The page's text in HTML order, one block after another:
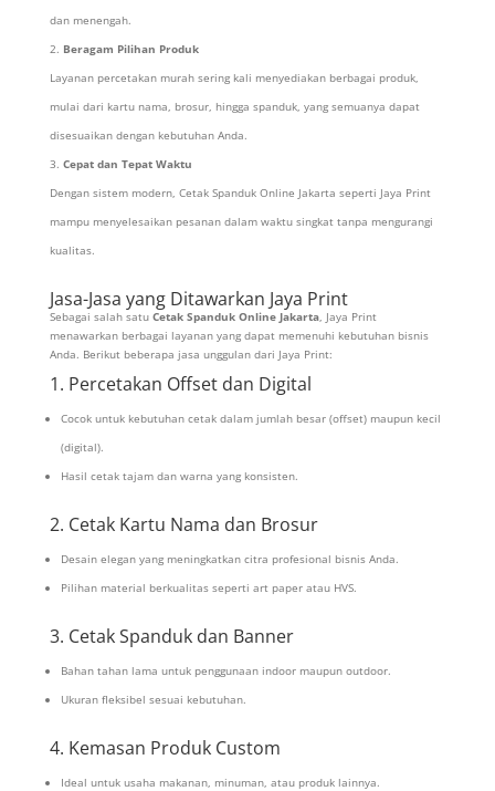
dan menengah.
Beragam Pilihan Produk
Layanan percetakan murah sering kali menyediakan berbagai produk,
mulai dari kartu nama, brosur, hingga spanduk, yang semuanya dapat
disesuaikan dengan kebutuhan Anda.
Cepat dan Tepat Waktu
Dengan sistem modern, Cetak Spanduk Online Jakarta seperti Jaya Print
mampu menyelesaikan pesanan dalam waktu singkat tanpa mengurangi
kualitas.
Jasa-Jasa yang Ditawarkan Jaya Print
Sebagai salah satu Cetak Spanduk Online Jakarta, Jaya Print
menawarkan berbagai layanan yang dapat memenuhi kebutuhan bisnis
Anda. Berikut beberapa jasa unggulan dari Jaya Print:
1. Percetakan Offset dan Digital
Cocok untuk kebutuhan cetak dalam jumlah besar (offset) maupun kecil
(digital).
Hasil cetak tajam dan warna yang konsisten.
2. Cetak Kartu Nama dan Brosur
Desain elegan yang meningkatkan citra profesional bisnis Anda.
Pilihan material berkualitas seperti art paper atau HVS.
3. Cetak Spanduk dan Banner
Bahan tahan lama untuk penggunaan indoor maupun outdoor.
Ukuran fleksibel sesuai kebutuhan.
4. Kemasan Produk Custom
Ideal untuk usaha makanan, minuman, atau produk lainnya.